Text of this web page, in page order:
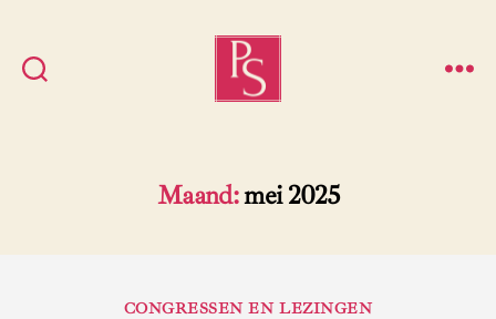
Maand:mei 2025
Categorieën
CONGRESSEN EN LEZINGEN